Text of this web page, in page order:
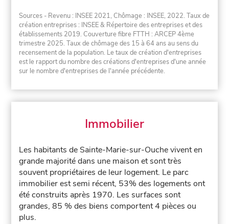
Sources - Revenu : INSEE 2021, Chômage : INSEE, 2022. Taux de
création entreprises : INSEE & Répertoire des entreprises et des
établissements 2019. Couverture fibre FTTH : ARCEP 4ème
trimestre 2025. Taux de chômage des 15 à 64 ans au sens du
recensement de la population. Le taux de création d'entreprises
est le rapport du nombre des créations d'entreprises d'une année
sur le nombre d'entreprises de l'année précédente.
Immobilier
Les habitants de Sainte-Marie-sur-Ouche vivent en
grande majorité dans une maison et sont très
souvent propriétaires de leur logement. Le parc
immobilier est semi récent, 53% des logements ont
été construits après 1970. Les surfaces sont
grandes, 85 % des biens comportent 4 pièces ou
plus.